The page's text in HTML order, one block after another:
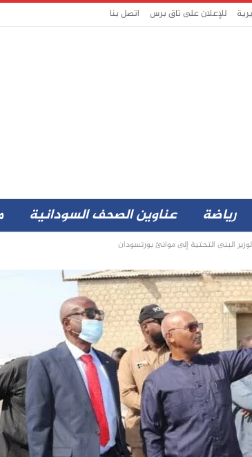
للإعلان على تاق برس اتصل بنا
رياضة عناوين الصحف السودانية
البنى التحتية إلى موانئ بورتسودان